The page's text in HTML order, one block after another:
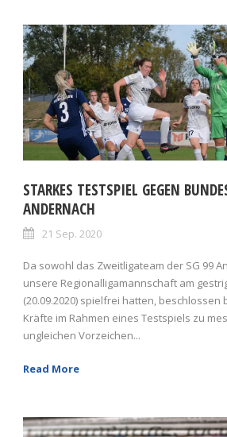
STARKES TESTSPIEL GEGEN
ANDERNACH
21 Sep. 2020
Da sowohl das Zweitligateam der SG 99
unsere Regionalligamannschaft am
(20.09.2020) spielfrei hatten, beschlossen
Kräfte im Rahmen eines Testspiels zu
ungleichen Vorzeichen...
Read More